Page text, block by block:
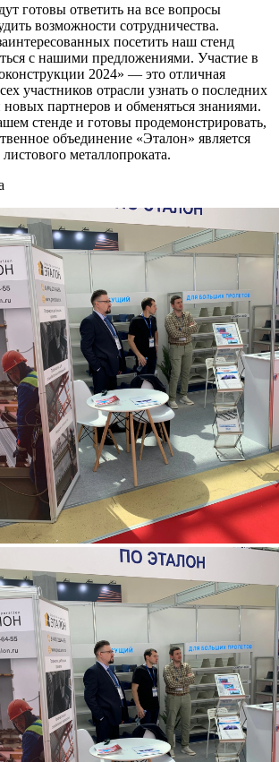
готовы ответить на все вопросы
возможности сотрудничества.
посетить наш стенд
с нашими предложениями. Участие в
2024» — это отличная
участников отрасли узнать о последних
партнеров и обменяться знаниями.
стенде и готовы продемонстрировать,
объединение «Эталон» является
металлопроката.